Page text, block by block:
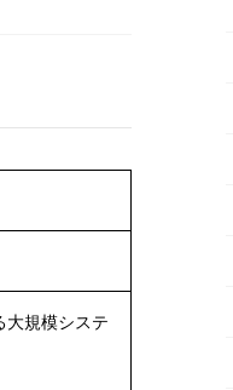
大規模システ